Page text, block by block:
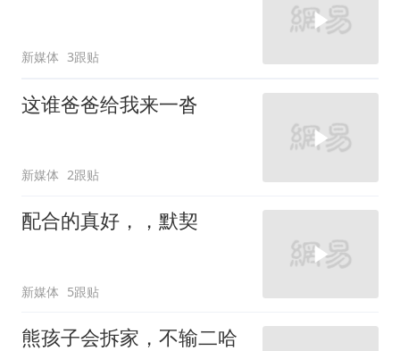
新媒体 3跟贴
这谁爸爸给我来一沓
新媒体 2跟贴
配合的真好，，默契
新媒体 5跟贴
熊孩子会拆家，不输二哈